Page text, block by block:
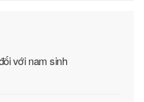
với nam sinh